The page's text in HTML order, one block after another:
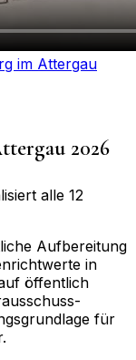
im Attergau
2026
alle 12
Aufbereitung
in
öffentlich
für